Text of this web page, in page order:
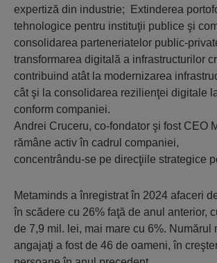
expertiză din industrie; Extinderea
tehnologice pentru instituţii publice şi
consolidarea parteneriatelor public-
transformarea digitală a infrastructurilor
contribuind atât la modernizarea
cât şi la consolidarea rezilienţei digitale
conform companiei.
Andrei Cruceru, co-fondator şi fost CEO
rămâne activ în cadrul companiei,
concentrându-se pe direcţiile strategice
Metaminds a înregistrat în 2024 afaceri
în scădere cu 26% faţă de anul anterior,
de 7,9 mil. lei, mai mare cu 6%. Numărul
angajaţi a fost de 46 de oameni, în